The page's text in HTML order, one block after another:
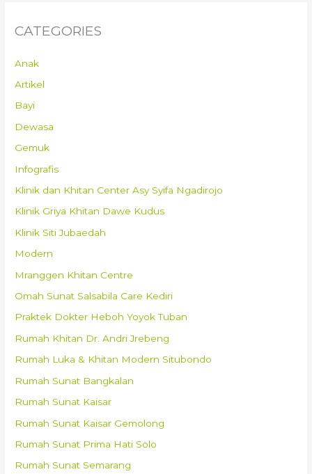
CATEGORIES
Anak
Artikel
Bayi
Dewasa
Gemuk
Infografis
Klinik dan Khitan Center Asy Syifa Ngadirojo
Klinik Griya Khitan Dawe Kudus
Klinik Siti Jubaedah
Modern
Mranggen Khitan Centre
Omah Sunat Salsabila Care Kediri
Praktek Dokter Heboh Yoyok Tuban
Rumah Khitan Dr. Andri Jrebeng
Rumah Luka & Khitan Modern Situbondo
Rumah Sunat Bangkalan
Rumah Sunat Kaisar
Rumah Sunat Kaisar Gemolong
Rumah Sunat Prima Hati Solo
Rumah Sunat Semarang